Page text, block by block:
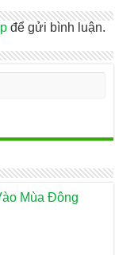
để gửi bình luận.
Mùa Đông